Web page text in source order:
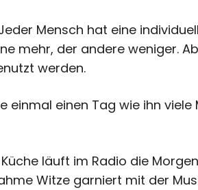
Mensch hat eine
mehr, der andere weniger.
werden.
einmal einen Tag wie ihn viele
läuft im Radio die
Witze garniert mit der